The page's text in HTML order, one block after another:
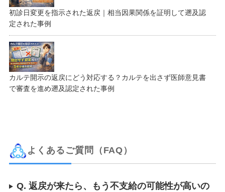
初診日変更を指示された返戻｜相当因果関係を証明して遡及認
定された事例
カルテ開示の返戻にどう対応する？カルテを出さず医師意見書
で審査を進め遡及認定された事例
よくあるご質問（FAQ）
Q. 返戻が来たら、もう不支給の可能性が高いの